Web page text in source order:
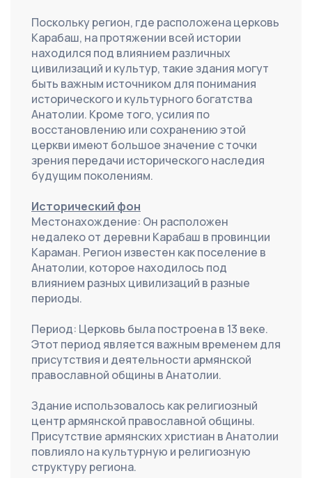
Поскольку регион, где расположена церковь
Карабаш, на протяжении всей истории
находился под влиянием различных
цивилизаций и культур, такие здания могут
быть важным источником для понимания
исторического и культурного богатства
Анатолии. Кроме того, усилия по
восстановлению или сохранению этой
церкви имеют большое значение с точки
зрения передачи исторического наследия
будущим поколениям.
Исторический фон
Местонахождение: Он расположен
недалеко от деревни Карабаш в провинции
Караман. Регион известен как поселение в
Анатолии, которое находилось под
влиянием разных цивилизаций в разные
периоды.
Период: Церковь была построена в 13 веке.
Этот период является важным временем для
присутствия и деятельности армянской
православной общины в Анатолии.
Здание использовалось как религиозный
центр армянской православной общины.
Присутствие армянских христиан в Анатолии
повлияло на культурную и религиозную
структуру региона.